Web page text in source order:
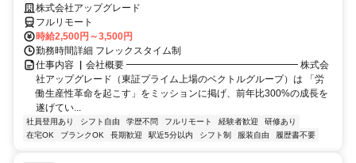
株式会社アップグレード
フルリモート
時給2,500円～3,500円
勤務時間詳細 フレックスタイム制
仕事内容 ▏会社概要 ━━━━━━━━━━━━━━━━━━ 株式会
社アップグレード（東証プライム上場のベクトルグループ）は 「労
働生産性革命を起こす」をミッションに掲げ、前年比300%の成長を
遂げてい...
社員登用あり シフト自由 学歴不問 フルリモート 経験者歓迎
研修あり
在宅OK
ブランクOK 長期歓迎 駅近5分以内 シフト制 服装自由 履歴書不要